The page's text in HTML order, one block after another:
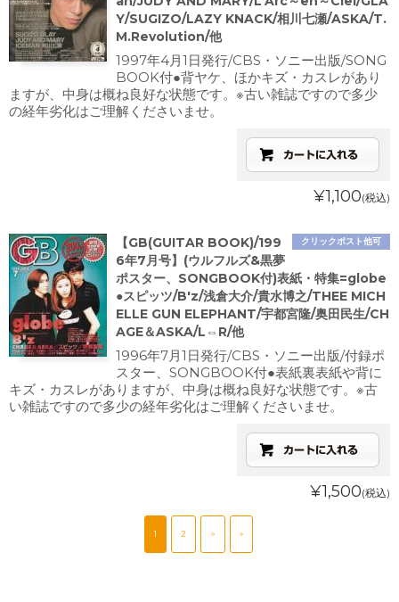
Y/SUGIZO/LAZY KNACK/相川七瀬/ASKA/T.
M.Revolution/他
1997年4月1日発行/CBS・ソニー出版/SONG
BOOK付●背ヤケ、ほかキズ・カスレがあり
ますが、中身は概ね良好な状態です。※古い雑誌ですので多少
の経年劣化はご理解くださいませ。
¥1,100(税込)
クリックポスト他可
【GB(GUITAR BOOK)/199
6年7月号】(ウルフルズ&黒夢
ポスター、SONGBOOK付)表紙・特集=globe
●スピッツ/B'z/浅倉大介/貴水博之/THEE MICH
ELLE GUN ELEPHANT/宇都宮隆/奥田民生/CH
AGE＆ASKA/L⇔R/他
1996年7月1日発行/CBS・ソニー出版/付録ポ
スター、SONGBOOK付●表紙裏表紙や背に
キズ・カスレがありますが、中身は概ね良好な状態です。※古
い雑誌ですので多少の経年劣化はご理解くださいませ。
¥1,500(税込)
1 2 > »